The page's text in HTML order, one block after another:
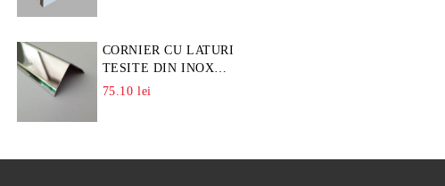
CORNIER CU LATURI
TESITE DIN INOX
L=A=25MM
75.10 lei